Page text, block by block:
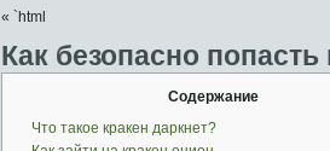
« `html
Как безопасно
Содержание
Что такое кракен даркнет?